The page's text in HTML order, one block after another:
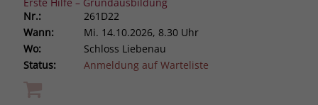
Nr.:
261D22
Wann:
Mi. 14.10.2026, 8.30 Uhr
Wo:
Schloss Liebenau
Status:
Anmeldung auf Warteliste